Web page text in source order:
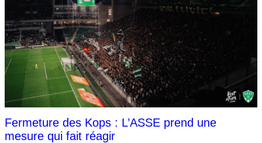
Fermeture des Kops : L’ASSE prend une
mesure qui fait réagir